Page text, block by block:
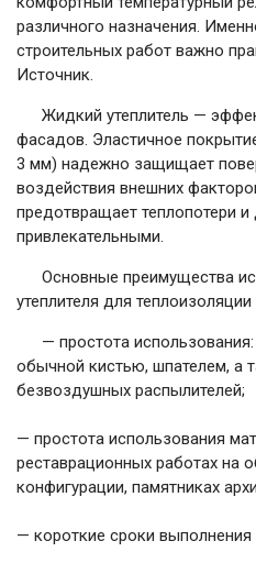
различного назначения.
строительных работ важно
Источник.
Жидкий утеплитель —
фасадов. Эластичное
3 мм) надежно защищает
воздействия внешних
предотвращает теплопотери
привлекательными.
Основные преимущества
утеплителя для
— простота
обычной кистью, шпателем, а
безвоздушных распылителей;
— простота использования
реставрационных работах на
конфигурации, памятниках
— короткие сроки выполнения